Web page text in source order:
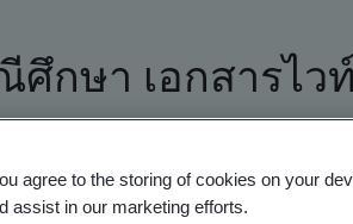
กษา เอกสารไว
รนด์ของเราได้อีกด้วย
agree to the storing of cookies on your
assist in our marketing efforts.